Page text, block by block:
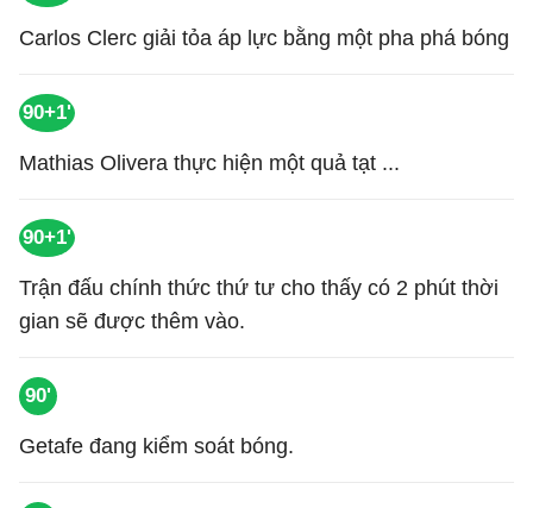
Carlos Clerc giải tỏa áp lực bằng một pha phá bóng
90+1'
Mathias Olivera thực hiện một quả tạt ...
90+1'
Trận đấu chính thức thứ tư cho thấy có 2 phút thời
gian sẽ được thêm vào.
90'
Getafe đang kiểm soát bóng.